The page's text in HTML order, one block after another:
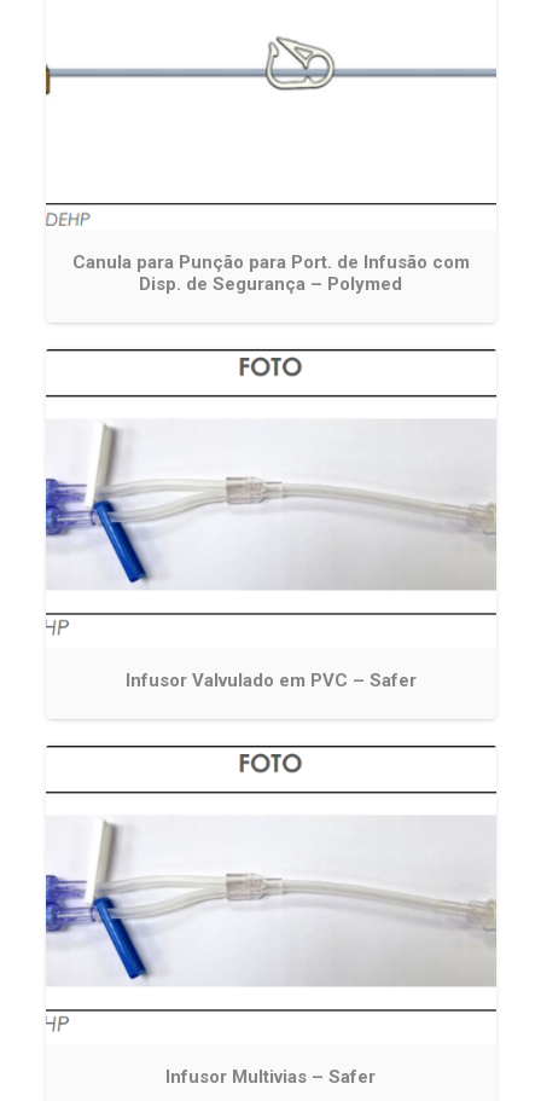
Canula para Punção para Port. de Infusão com
Disp. de Segurança – Polymed
Infusor Valvulado em PVC – Safer
Infusor Multivias – Safer